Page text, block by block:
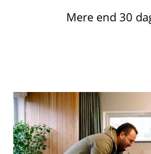
Mere end 30